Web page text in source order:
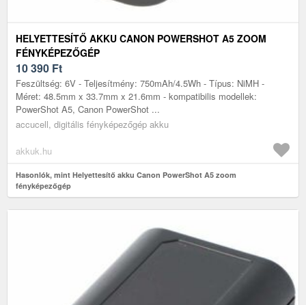
HELYETTESÍTŐ AKKU CANON POWERSHOT A5 ZOOM
FÉNYKÉPEZŐGÉP
10 390 Ft
Feszültség: 6V - Teljesítmény: 750mAh/4.5Wh - Típus: NiMH -
Méret: 48.5mm x 33.7mm x 21.6mm - kompatibilis modellek:
PowerShot A5, Canon PowerShot ...
accucell, digitális fényképezőgép akku
akkuk.hu
Hasonlók, mint Helyettesítő akku Canon PowerShot A5 zoom
fényképezőgép